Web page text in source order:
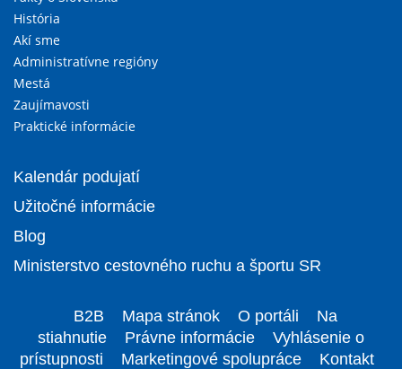
História
Akí sme
Administratívne regióny
Mestá
Zaujímavosti
Praktické informácie
Kalendár podujatí
Užitočné informácie
Blog
Ministerstvo cestovného ruchu a športu SR
B2B Mapa stránok O portáli
Na
stiahnutie
Právne informácie
Vyhlásenie o
prístupnosti
Marketingové spolupráce Kontakt